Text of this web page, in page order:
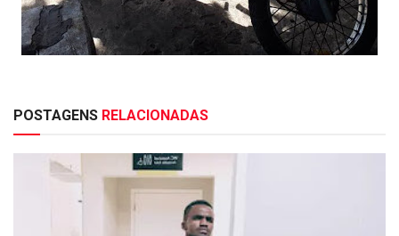
POSTAGENS RELACIONADAS